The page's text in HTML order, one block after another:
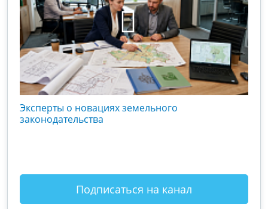
Эксперты о новациях земельного
законодательства
Подписаться на канал